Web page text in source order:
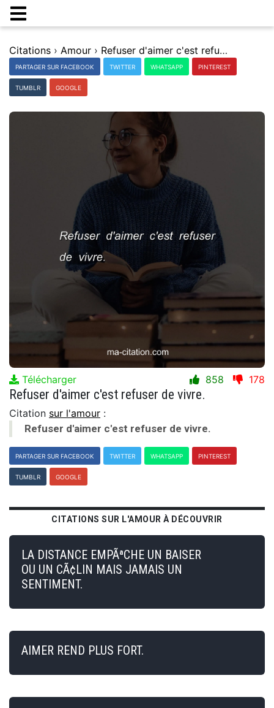
Citations › Amour › Refuser d'aimer c'est refuser de vivre.
PARTAGER SUR FACEBOOK TWITTER WHATSAPP PINTEREST
TUMBLR GOOGLE
Télécharger 858 178
Refuser d'aimer c'est refuser de vivre.
Citation sur l'amour :
Refuser d'aimer c'est refuser de vivre.
PARTAGER SUR FACEBOOK TWITTER WHATSAPP PINTEREST
TUMBLR GOOGLE
CITATIONS SUR L'AMOUR À DÉCOUVRIR
LA DISTANCE EMPÃªCHE UN BAISER
OU UN CÃ¢LIN MAIS JAMAIS UN
SENTIMENT.
AIMER REND PLUS FORT.